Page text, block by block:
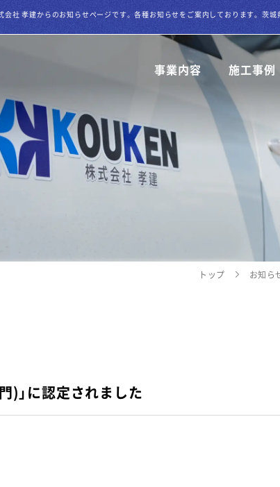
事業内容
各種建築工事
施工事例
トップ お知ら
)」に認定されました